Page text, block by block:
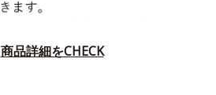
商品詳細をCHECK